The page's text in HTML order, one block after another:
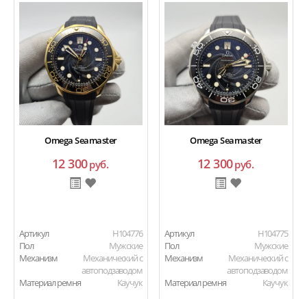
Omega Seamaster
12 300руб.
Артикул
H104776
Пол
Мужские
Механизм
Механический с
автоподзаводом
Материал ремня
Каучук
Omega Seamaster
12 300руб.
Артикул
H104775
Пол
Мужские
Механизм
Механический с
автоподзаводом
Материал ремня
Каучук